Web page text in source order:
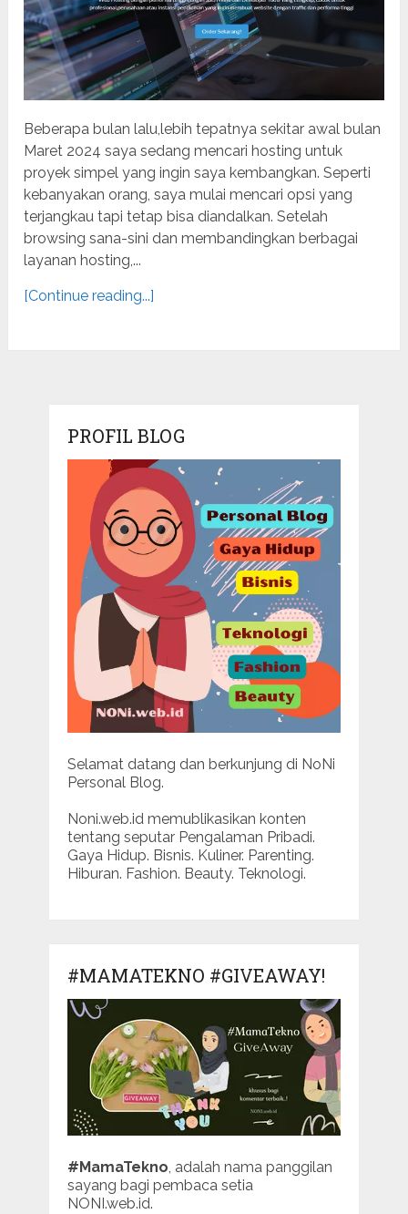
Beberapa bulan lalu,lebih tepatnya sekitar awal bulan
Maret 2024 saya sedang mencari hosting untuk
proyek simpel yang ingin saya kembangkan. Seperti
kebanyakan orang, saya mulai mencari opsi yang
terjangkau tapi tetap bisa diandalkan. Setelah
browsing sana-sini dan membandingkan berbagai
layanan hosting,...
[Continue reading...]
PROFIL BLOG
Selamat datang dan berkunjung di NoNi
Personal Blog.
Noni.web.id memublikasikan konten
tentang seputar Pengalaman Pribadi.
Gaya Hidup. Bisnis. Kuliner. Parenting.
Hiburan. Fashion. Beauty. Teknologi.
#MAMATEKNO #GIVEAWAY!
#MamaTekno, adalah nama panggilan
sayang bagi pembaca setia
NONI.web.id.